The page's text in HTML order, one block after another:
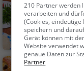
210 Partner werden
verarbeiten und
(Cookies,
speichern und
Gerät können mit
Website verwendet
genaue Daten zur
Partner